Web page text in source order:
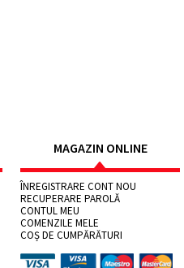
MAGAZIN ONLINE
ÎNREGISTRARE CONT NOU
RECUPERARE PAROLĂ
CONTUL MEU
COMENZILE MELE
COȘ DE CUMPĂRĂTURI